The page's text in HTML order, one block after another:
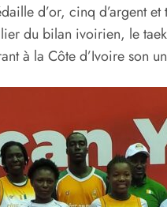
d’or, cinq d’argent
du bilan ivoirien, le
à la Côte d’Ivoire son